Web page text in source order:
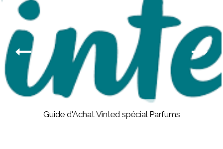
Guide d'Achat Vinted spécial Parfums